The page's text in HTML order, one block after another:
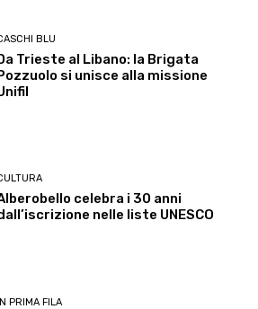
BLU
Trieste al Libano: la Brigata
si unisce alla missione
celebra i 30 anni
nelle liste UNESCO
PRIMA FILA